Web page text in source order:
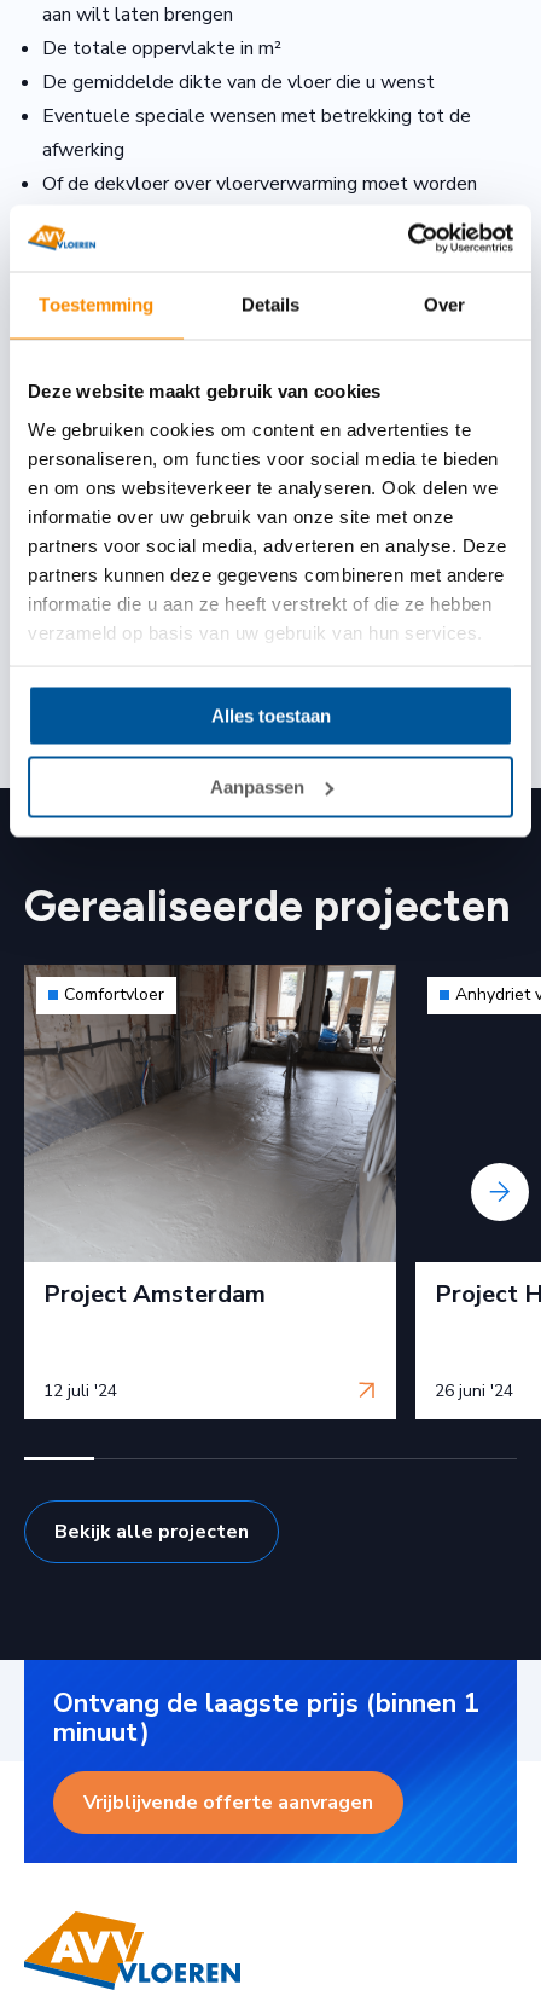
Toestemming Details Over
Deze website maakt gebruik van cookies
We gebruiken cookies om content en advertenties te
personaliseren, om functies voor social media te bieden
en om ons websiteverkeer te analyseren. Ook delen we
informatie over uw gebruik van onze site met onze
partners voor social media, adverteren en analyse. Deze
partners kunnen deze gegevens combineren met andere
informatie die u aan ze heeft verstrekt of die ze hebben
verzameld op basis van uw gebruik van hun services.
Alles toestaan
Aanpassen
aan wilt laten brengen
De totale oppervlakte in m²
De gemiddelde dikte van de vloer die u wenst
Eventuele speciale wensen met betrekking tot de
afwerking
Of de dekvloer over vloerverwarming moet worden
De locatie en de bereikbaarheid
Wilt u een offerte voor het aanbrengen van een of
ontvangen? Vraag dan direct een offerte aan. Wij zorgen
voor een snel en passend voorstel.
Ontvang de laagste prijs (binnen 1
minuut)
Vrijblijvende offerte aanvragen
Gerealiseerde projecten
Comfortvloer
Project Amsterdam
12 juli '24
Anhydriet
Project
26 juni '24
Bekijk alle projecten
Ontvang de laagste prijs (binnen 1
minuut)
Vrijblijvende offerte aanvragen